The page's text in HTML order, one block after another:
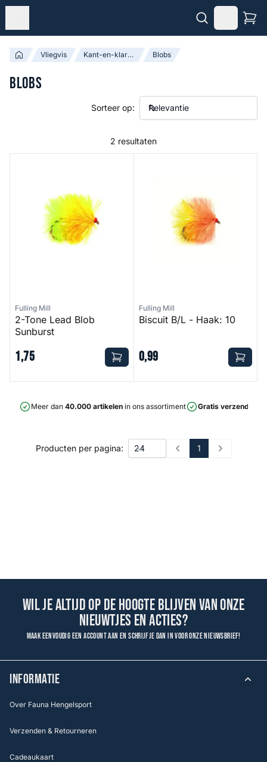
Vliegvis Kant-en-klare Vliegen Blobs
Blobs
2 resultaten
Sorteer op:
Fulling Mill
2-Tone Lead Blob
Sunburst
1,75
Fulling Mill
Biscuit B/L - Haak: 10
0,99
Meer dan 40.000 artikelen in ons assortiment Gratis verzending
Producten per pagina: Prev 1 Next
Wil je altijd op de hoogte blijven van onze
nieuwtjes en acties?
Maak eenvoudig een account aan en schrijf je dan in voor onze nieuwsbrief!
INFORMATIE
Over Fauna Hengelsport
Verzenden & Retourneren
Cadeaukaart